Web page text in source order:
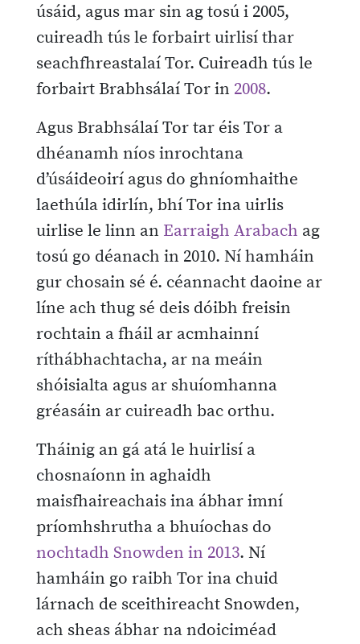
úsáid, agus mar sin ag tosú i 2005,
cuireadh tús le forbairt uirlisí thar
seachfhreastalaí Tor. Cuireadh tús le
forbairt Brabhsálaí Tor in 2008.
Agus Brabhsálaí Tor tar éis Tor a
dhéanamh níos inrochtana
d’úsáideoirí agus do ghníomhaithe
laethúla idirlín, bhí Tor ina uirlis
uirlise le linn an Earraigh Arabach ag
tosú go déanach in 2010. Ní hamháin
gur chosain sé é. céannacht daoine ar
líne ach thug sé deis dóibh freisin
rochtain a fháil ar acmhainní
ríthábhachtacha, ar na meáin
shóisialta agus ar shuíomhanna
gréasáin ar cuireadh bac orthu.
Tháinig an gá atá le huirlisí a
chosnaíonn in aghaidh
maisfhaireachais ina ábhar imní
príomhshrutha a bhuíochas do
nochtadh Snowden in 2013. Ní
hamháin go raibh Tor ina chuid
lárnach de sceithireacht Snowden,
ach sheas ábhar na ndoiciméad